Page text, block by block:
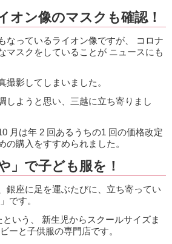
オン像のマスクも確認！
なっているライオン像ですが、 コロナ
マスクをしていることが ニュースにも
撮影してしまいました。
しようと思い、三越に立ち寄りまし
月は年 2 回あるうちの1 回の価格改定
の購入をすすめられました。
」で子ども服を！
銀座に足を運ぶたびに、立ち寄ってい
です。
いう、 新生児からスクールサイズま
ーと子供服の専門店です。